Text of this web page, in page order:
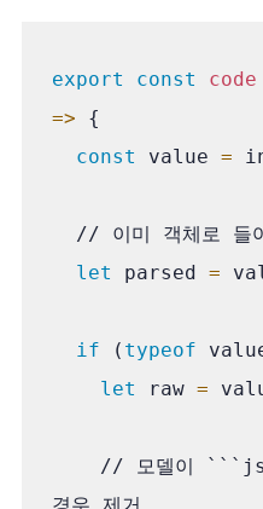
export const code
=> {
const
value =
let
parsed =
if ( typeof
let
raw =